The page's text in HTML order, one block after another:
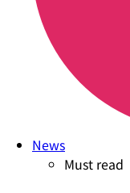
News
Must read